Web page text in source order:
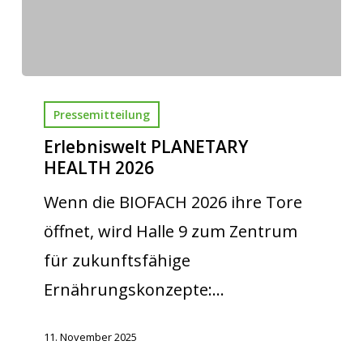
Pressemitteilung
Erlebniswelt PLANETARY
HEALTH 2026
Wenn die BIOFACH 2026 ihre Tore
öffnet, wird Halle 9 zum Zentrum
für zukunftsfähige
Ernährungskonzepte:…
11. November 2025